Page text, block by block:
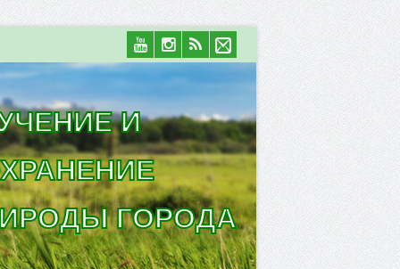
И
ГОРОДА